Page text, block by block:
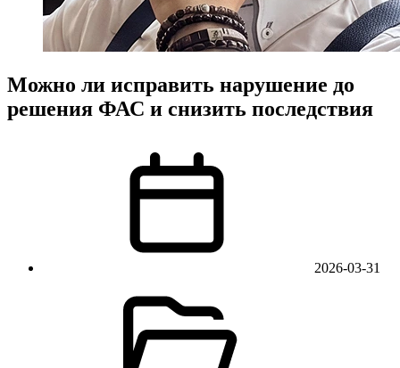
Можно ли исправить нарушение до
решения ФАС и снизить последствия
2026-03-31